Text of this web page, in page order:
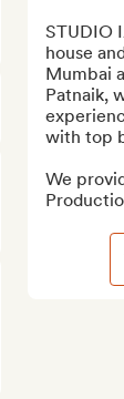
STUDIO
house
Mumbai
Patnaik,
with top
We